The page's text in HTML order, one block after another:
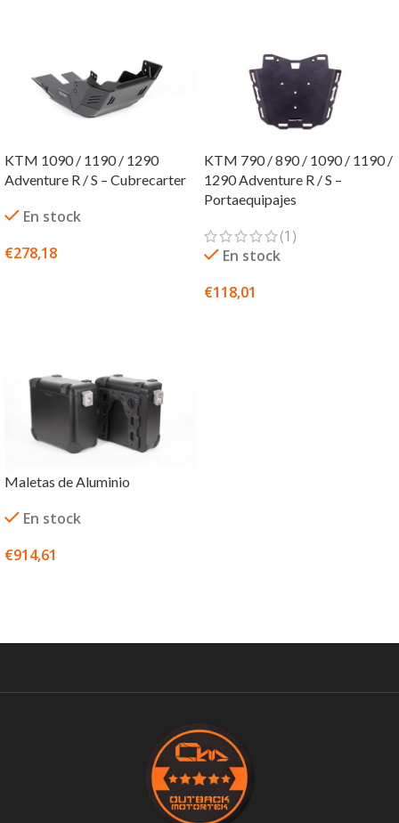
KTM 1090 / 1190 / 1290
Adventure R / S – Cubrecarter
En stock
€278,18
KTM 790 / 890 / 1090 / 1190 /
1290 Adventure R / S –
Portaequipajes
(1)
En stock
€118,01
Maletas de Aluminio
En stock
€914,61